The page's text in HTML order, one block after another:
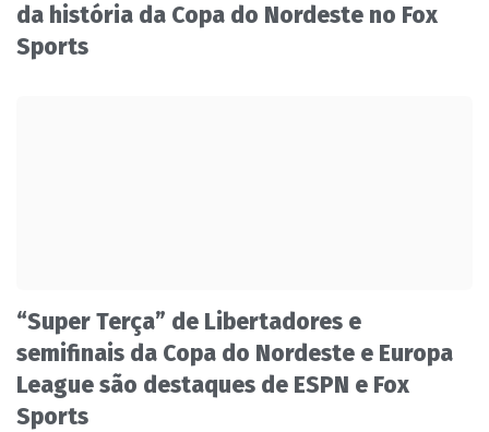
da história da Copa do Nordeste no Fox
Sports
“Super Terça” de Libertadores e
semifinais da Copa do Nordeste e Europa
League são destaques de ESPN e Fox
Sports